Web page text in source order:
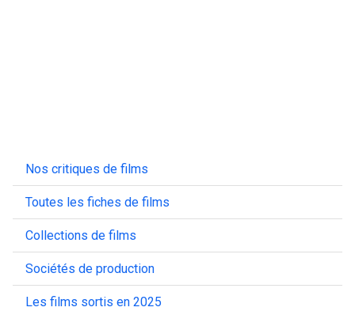
Nos critiques de films
Toutes les fiches de films
Collections de films
Sociétés de production
Les films sortis en 2025